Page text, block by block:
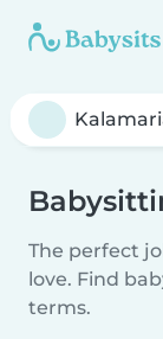
The perfect
love. Find
terms.